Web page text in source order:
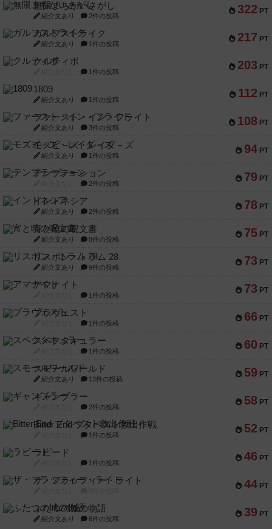
322 PT
無限まちがいさがし
紹介文あり 2件の投稿
217 PT
ガルフストライク
紹介文あり 1件の投稿
203 PT
クルティボ
1件の投稿
112 PT
1809
紹介文あり 1件の投稿
108 PT
ファースト・イン・フライト
紹介文あり 3件の投稿
94 PT
モズビ－ズ・レイダ－ズ
紹介文あり 1件の投稿
79 PT
テンプテーション
2件の投稿
78 PT
インドネシア
紹介文あり 2件の投稿
75 PT
宵と暁の呪文書
紹介文あり 8件の投稿
73 PT
リスボン・トラム 28
紹介文あり 9件の投稿
73 PT
アマナイト
1件の投稿
66 PT
ブラヴェスト
1件の投稿
60 PT
スペクタキュラー
1件の投稿
59 PT
スモールワールド
紹介文あり 13件の投稿
58 PT
ギャンブラー
2件の投稿
52 PT
Bitter End ブタペスト救出作戦
1件の投稿
46 PT
ラピード
1件の投稿
44 PT
ザ・フラッフィー・ライト
39 PT
ふたつの城の物語
紹介文あり 6件の投稿